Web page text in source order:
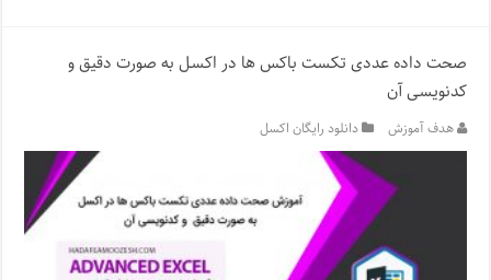
صحت داده عددی تکست باکس ها در اکسل به صورت دقیق و
کدنویسی آن
هدف آموزش دانلود رایگان اکسل